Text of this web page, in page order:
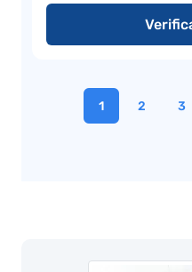
1 2 3